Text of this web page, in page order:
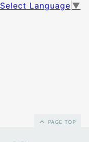
Select Language ▼
PAGE TOP